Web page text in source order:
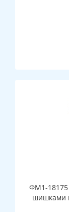
ФМ1-18175
шишками